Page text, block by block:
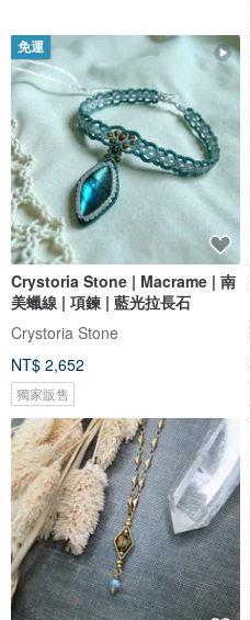
免運
Crystoria Stone | Macrame | 南
美蠟線 | 項鍊 | 藍光拉長石
Crystoria Stone
NT$ 2,652
獨家販售